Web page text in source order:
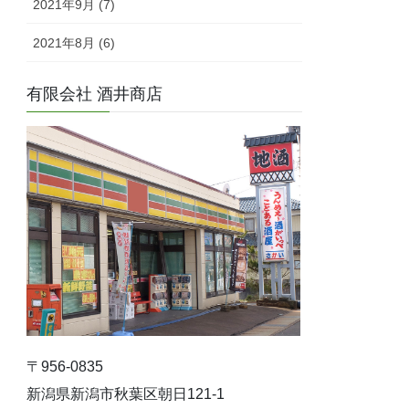
2021年9月 (7)
2021年8月 (6)
有限会社 酒井商店
〒956-0835
新潟県新潟市秋葉区朝日121-1